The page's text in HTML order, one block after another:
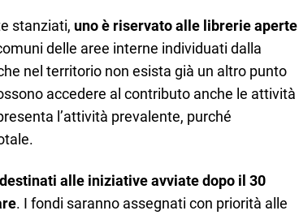
stanziati, uno è riservato alle librerie aperte
delle aree interne individuati dalla
nel territorio non esista già un altro punto
accedere al contributo anche le attività
l’attività prevalente, purché
alle iniziative avviate dopo il 30
. I fondi saranno assegnati con priorità alle